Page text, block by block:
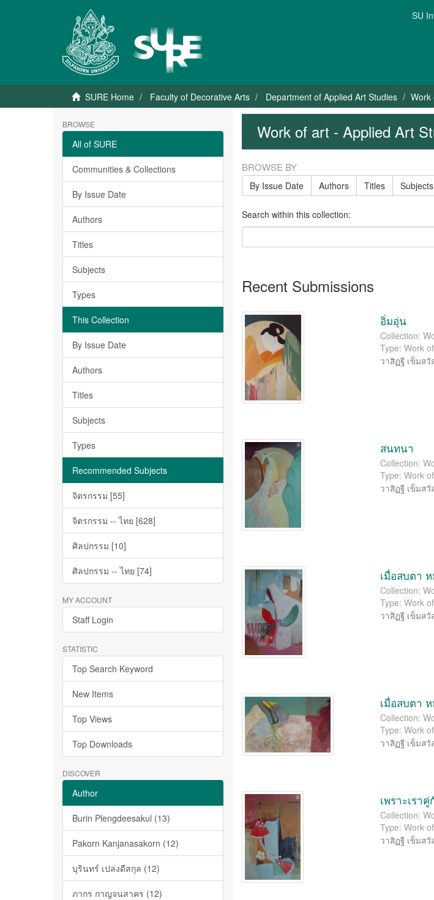
SU
SURE Home Faculty of Decorative Arts Department of Applied Art Studies
BROWSE
All of SURE
Communities & Collections
By Issue Date
Authors
Titles
Subjects
Types
This Collection
By Issue Date
Authors
Titles
Subjects
Types
Recommended Subjects
จิตรกรรม [55]
จิตรกรรม -- ไทย [628]
ศิลปกรรม [10]
ศิลปกรรม -- ไทย [74]
MY ACCOUNT
Staff Login
STATISTIC
Top Search Keyword
New Items
Top Views
Top Downloads
DISCOVER
Author
Burin Plengdeesakul (13)
Pakorn Kanjanasakorn (12)
บุรินทร์ เปล่งดีสกุล (12)
ภากร กาญจนสาคร (12)
Work of art - Applied Art
BROWSE BY
By Issue Date Authors Titles Subjects
Search within this collection:
Recent Submissions
อิ่มอุ่น
Collection:
Type: Work
วาสิฏฐี เข็มสวั
สนทนา
Collection:
Type: Work
วาสิฏฐี เข็มสวั
เมื่อสบตา
Collection:
Type: Work
วาสิฏฐี เข็มสวั
เมื่อสบตา
Collection:
Type: Work
วาสิฏฐี เข็มสวั
เพราะเรา
Collection:
Type: Work
วาสิฏฐี เข็มสวั